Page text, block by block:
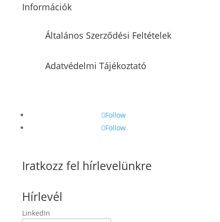
Információk
Általános Szerződési Feltételek
Adatvédelmi Tájékoztató
Follow
Follow
Iratkozz fel hírlevelünkre
Hírlevél
LinkedIn